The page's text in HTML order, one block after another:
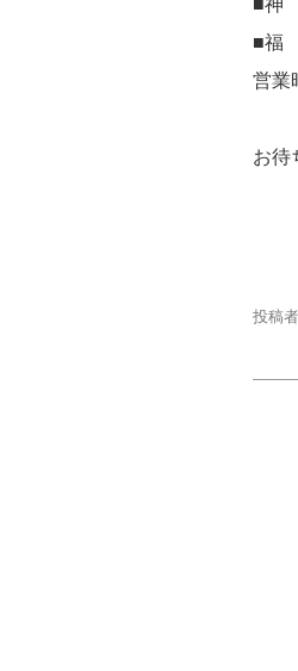
■福
営業
お待
投稿